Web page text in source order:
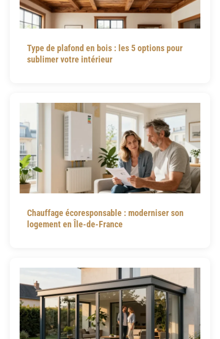
Type de plafond en bois : les 5 options pour
sublimer votre intérieur
Chauffage écoresponsable : moderniser son
logement en Île-de-France